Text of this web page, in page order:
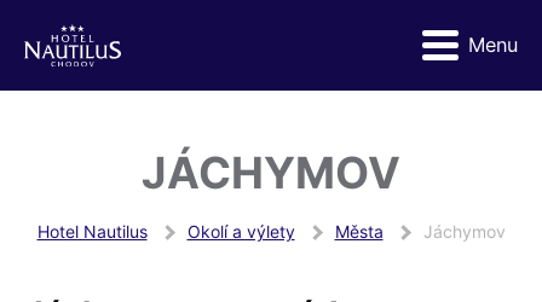
Menu
JÁCHYMOV
Hotel Nautilus Okolí a výlety Města Jáchymov